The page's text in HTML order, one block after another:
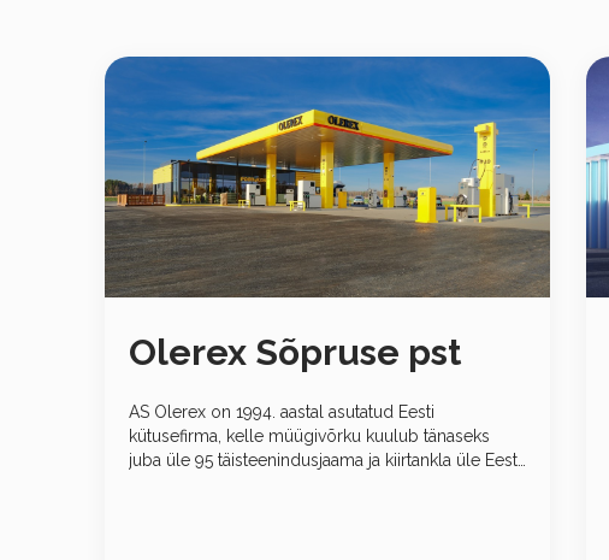
Olerex Sõpruse pst
AS Olerex on 1994. aastal asutatud Eesti
kütusefirma, kelle müügivõrku kuulub tänaseks
juba üle 95 täisteenindusjaama ja kiirtankla üle Eesti.